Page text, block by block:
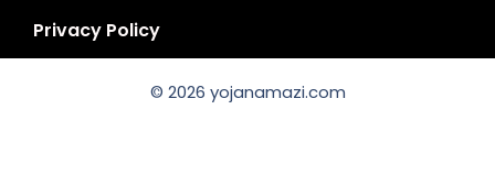
Privacy Policy
© 2026 yojanamazi.com